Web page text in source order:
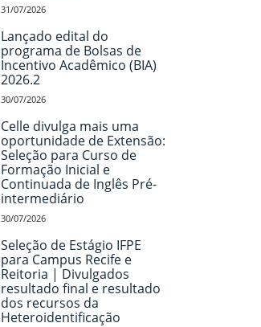
31/07/2026
Lançado edital do
programa de Bolsas de
Incentivo Acadêmico (BIA)
2026.2
30/07/2026
Celle divulga mais uma
oportunidade de Extensão:
Seleção para Curso de
Formação Inicial e
Continuada de Inglês Pré-
intermediário
30/07/2026
Seleção de Estágio IFPE
para Campus Recife e
Reitoria | Divulgados
resultado final e resultado
dos recursos da
Heteroidentificação